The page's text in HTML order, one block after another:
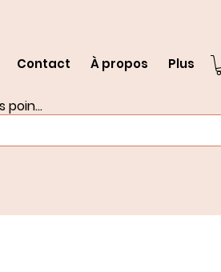
Contact À propos Plus
Voir les points